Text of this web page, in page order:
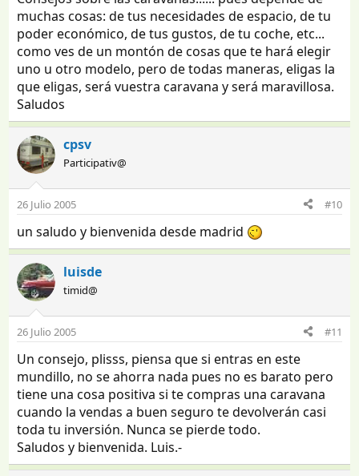
muchas cosas: de tus necesidades de espacio, de tu
poder económico, de tus gustos, de tu coche, etc...
como ves de un montón de cosas que te hará elegir
uno u otro modelo, pero de todas maneras, eligas la
que eligas, será vuestra caravana y será maravillosa.
Saludos
cpsv
Participativ@
26 Julio 2005 #10
un saludo y bienvenida desde madrid
luisde
timid@
26 Julio 2005 #11
Un consejo, plisss, piensa que si entras en este
mundillo, no se ahorra nada pues no es barato pero
tiene una cosa positiva si te compras una caravana
cuando la vendas a buen seguro te devolverán casi
toda tu inversión. Nunca se pierde todo.
Saludos y bienvenida. Luis.-